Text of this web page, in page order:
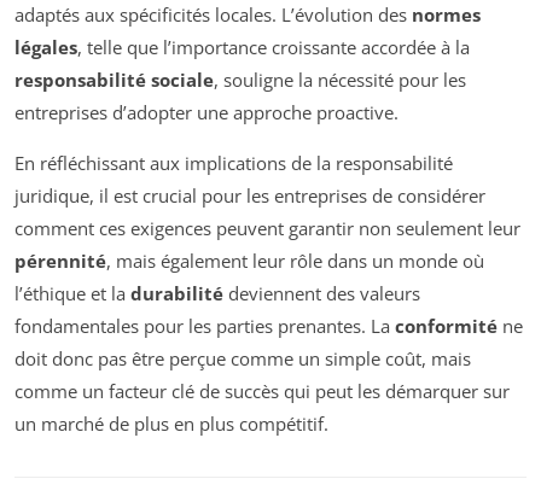
adaptés aux spécificités locales. L’évolution des normes
légales, telle que l’importance croissante accordée à la
responsabilité sociale, souligne la nécessité pour les
entreprises d’adopter une approche proactive.
En réfléchissant aux implications de la responsabilité
juridique, il est crucial pour les entreprises de considérer
comment ces exigences peuvent garantir non seulement leur
pérennité, mais également leur rôle dans un monde où
l’éthique et la durabilité deviennent des valeurs
fondamentales pour les parties prenantes. La conformité ne
doit donc pas être perçue comme un simple coût, mais
comme un facteur clé de succès qui peut les démarquer sur
un marché de plus en plus compétitif.